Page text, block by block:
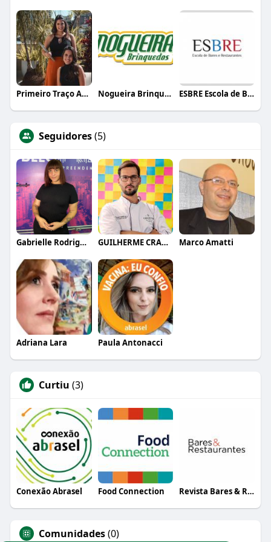
Primeiro Traço Arquitetura Nogueira Brinquedos ESBRE Escola de Bares e Restaurantes
Seguidores(5)
Gabrielle Rodrigues GUILHERME CRAMER BALLE Marco Amatti
Adriana Lara Paula Antonacci
Curtiu (3)
Conexão Abrasel Food Connection Revista Bares & Restaurantes
Comunidades(0)